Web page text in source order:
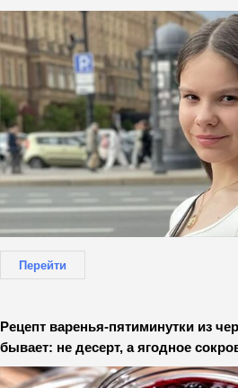
Перейти
Рецепт варенья-пятиминутки из
бывает: не десерт, а ягодное